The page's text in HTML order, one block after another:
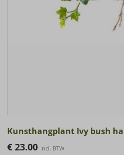
Kunsthangplant Ivy bush
€ 23.00 Incl. BTW